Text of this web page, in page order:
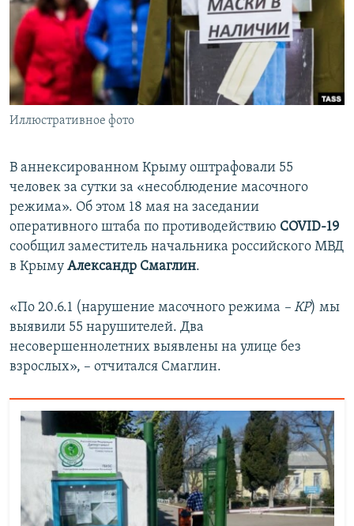
ПОБЕДИТЕЛЕЙ НЕ СУДЯТ?
КРЫМ.НЕПОКОРЕННЫЙ
ELIFBE
УКРАИНСКАЯ ПРОБЛЕМА КРЫМА
ПРИСОЕДИНЯЙТЕСЬ!
Все сайты RFE/RL
Иллюстративное фото
В аннексированном Крыму оштрафовали 55
человек за сутки за «несоблюдение масочного
режима». Об этом 18 мая на заседании
оперативного штаба по противодействию COVID-19
сообщил заместитель начальника российского МВД
в Крыму Александр Смаглин.
«По 20.6.1 (нарушение масочного режима – КР) мы
выявили 55 нарушителей. Два
несовершеннолетних выявлены на улице без
взрослых», – отчитался Смаглин.